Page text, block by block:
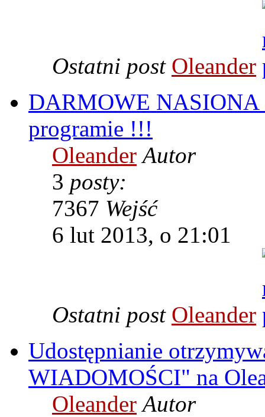
Ostatni post Oleander
DARMOWE NASIONA
programie !!!
Oleander Autor
3 posty:
7367 Wejść
6 lut 2013, o 21:01
Ostatni post Oleander
Udostępnianie
WIADOMOŚCI" na
Oleander Autor